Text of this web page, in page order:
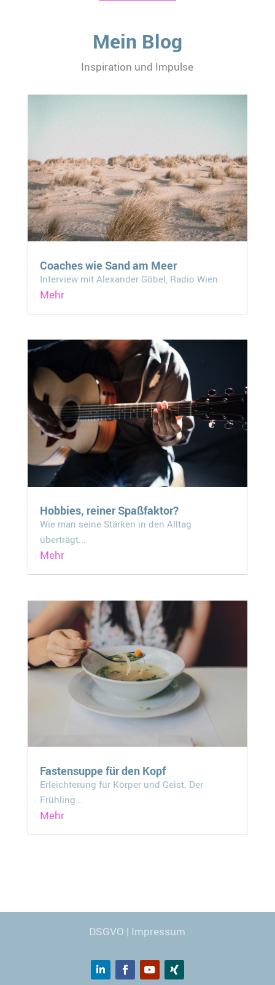
Mein Blog
Inspiration und Impulse
Coaches wie Sand am Meer
Interview mit Alexander Göbel, Radio Wien
Mehr
Hobbies, reiner Spaßfaktor?
Wie man seine Stärken in den Alltag
überträgt...
Mehr
Fastensuppe für den Kopf
Erleichterung für Körper und Geist. Der
Frühling...
Mehr
DSGVO | Impressum